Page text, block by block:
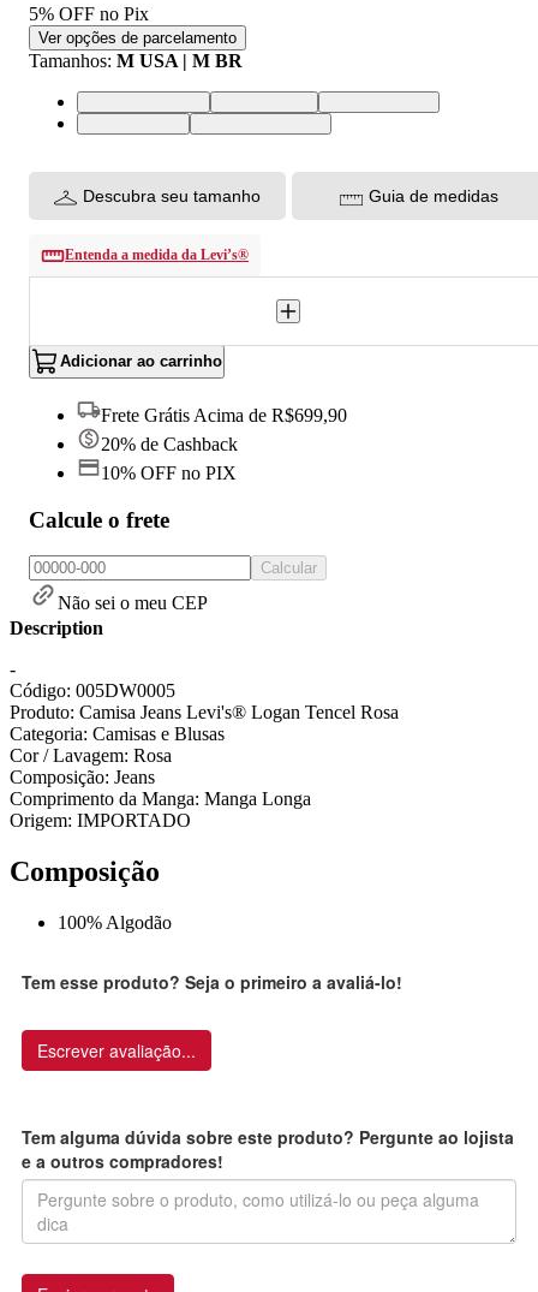
5% OFF no Pix
Ver opções de parcelamento
Tamanhos: M USA | M BR
XS USA | PP BRS USA | P BRM USA | M BR
L USA | G BRXL USA | GG BR
Descubra seu tamanho Guia de medidas
Entenda a medida da Levi’s®
Adicionar ao carrinho
Frete Grátis Acima de R$699,90
20% de Cashback
10% OFF no PIX
Calcule o frete
Calcular
Não sei o meu CEP
Description
-
Código: 005DW0005
Produto: Camisa Jeans Levi's® Logan Tencel Rosa
Categoria: Camisas e Blusas
Cor / Lavagem: Rosa
Composição: Jeans
Comprimento da Manga: Manga Longa
Origem: IMPORTADO
Composição
100% Algodão
Tem esse produto? Seja o primeiro a avaliá-lo!
Escrever avaliação...
Tem alguma dúvida sobre este produto? Pergunte ao lojista
e a outros compradores!